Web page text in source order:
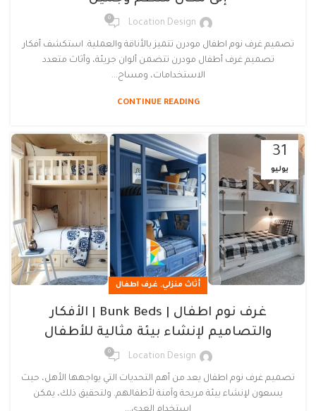
Location Design
0
تصميم غرف نوم اطفال مودرن تتميز بالأناقة والعملية. استكشف أفكار
تصميم غرف أطفال مودرن تتضمن ألوان جريئة، وأثاث متعدد
الاستخدامات، ومساح...
CONTINUE READING
31
يوليو
أثاث منزلي, غرف اطفال
غرف نوم اطفال | Bunk Beds | الأفكار
والتصاميم لإنشاء بيئة مثالية للأطفال
Location Design
0
تصميم غرف نوم اطفال يعد من أهم التحديات التي يواجهها الأهل، حيث
يسعون لإنشاء بيئة مريحة وآمنة لأطفالهم. ولتحقيق ذلك، يمكن